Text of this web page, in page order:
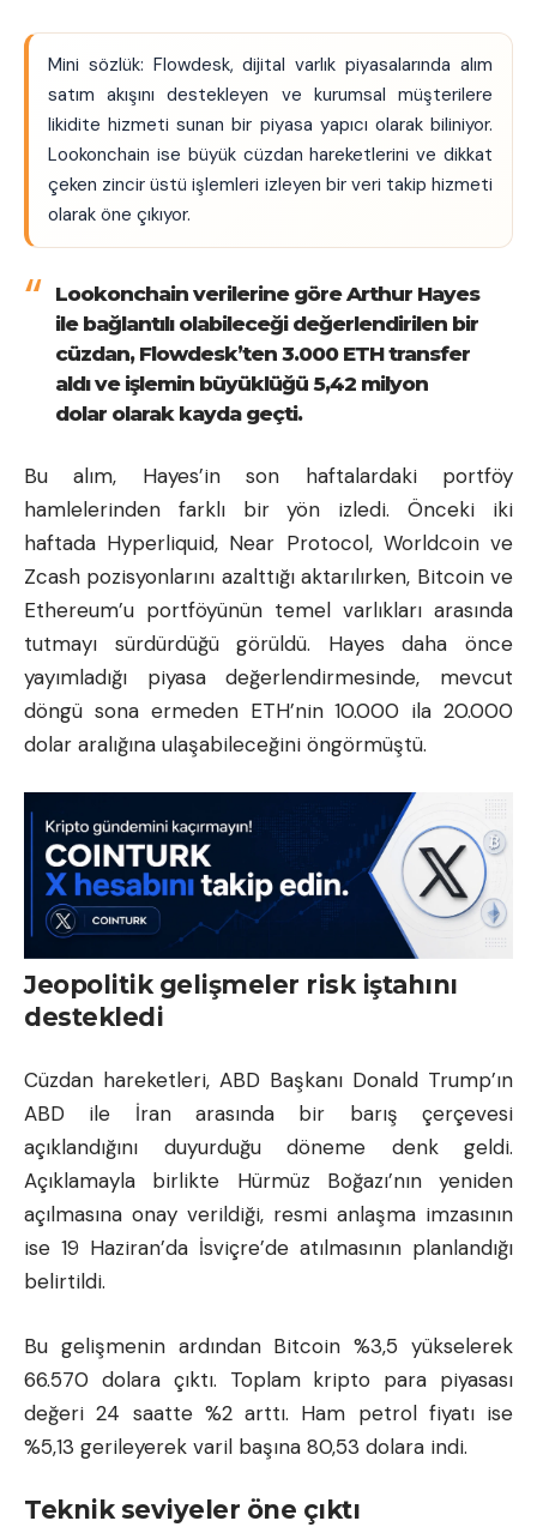
Mini sözlük: Flowdesk, dijital varlık piyasalarında alım
satım akışını destekleyen ve kurumsal müşterilere
likidite hizmeti sunan bir piyasa yapıcı olarak biliniyor.
Lookonchain ise büyük cüzdan hareketlerini ve dikkat
çeken zincir üstü işlemleri izleyen bir veri takip hizmeti
olarak öne çıkıyor.
Lookonchain verilerine göre Arthur Hayes
ile bağlantılı olabileceği değerlendirilen bir
cüzdan, Flowdesk’ten 3.000 ETH transfer
aldı ve işlemin büyüklüğü 5,42 milyon
dolar olarak kayda geçti.
Bu alım, Hayes’in son haftalardaki portföy
hamlelerinden farklı bir yön izledi. Önceki iki
haftada Hyperliquid, Near Protocol, Worldcoin ve
Zcash pozisyonlarını azalttığı aktarılırken, Bitcoinve
Ethereum’u portföyünün temel varlıkları arasında
tutmayı sürdürdüğü görüldü. Hayes daha önce
yayımladığı piyasa değerlendirmesinde, mevcut
döngü sona ermeden ETH’nin 10.000 ila 20.000
dolar aralığına ulaşabileceğini öngörmüştü.
Jeopolitik gelişmeler risk iştahını
destekledi
Cüzdan hareketleri, ABD Başkanı Donald Trump’ın
ABD ile İran arasında bir barış çerçevesi
açıklandığını duyurduğu döneme denk geldi.
Açıklamayla birlikte Hürmüz Boğazı’nın yeniden
açılmasına onay verildiği, resmi anlaşma imzasının
ise 19 Haziran’da İsviçre’de atılmasının planlandığı
belirtildi.
Bu gelişmenin ardından Bitcoin %3,5 yükselerek
66.570 dolara çıktı. Toplam kripto para piyasası
değeri 24 saatte %2 arttı. Ham petrol fiyatı ise
%5,13 gerileyerek varil başına 80,53 dolara indi.
Teknik seviyeler öne çıktı